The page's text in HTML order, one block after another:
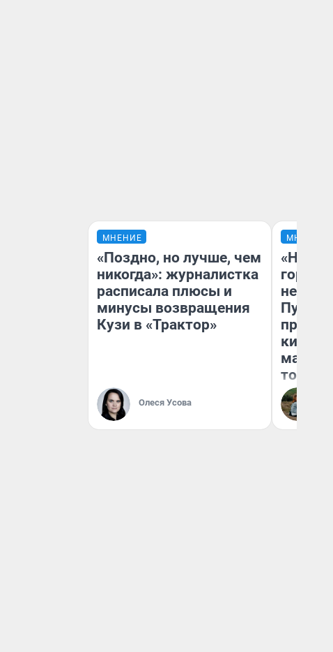
МНЕНИЕ
«Поздно, но лучше, чем
никогда»: журналистка
расписала плюсы и
минусы возвращения
Кузи в «Трактор»
Олеся Усова
МНЕНИЕ
«Нет
того